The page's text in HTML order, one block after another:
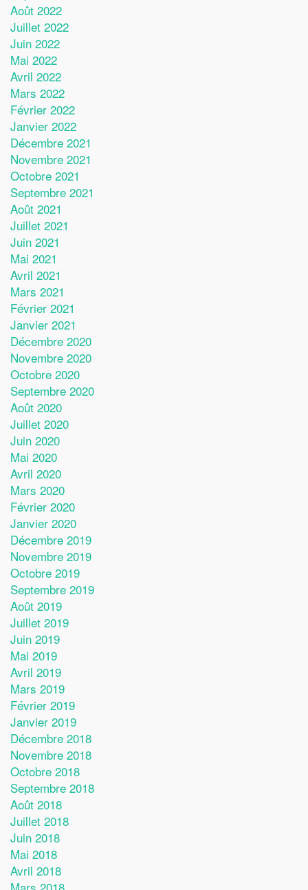
Août 2022
Juillet 2022
Juin 2022
Mai 2022
Avril 2022
Mars 2022
Février 2022
Janvier 2022
Décembre 2021
Novembre 2021
Octobre 2021
Septembre 2021
Août 2021
Juillet 2021
Juin 2021
Mai 2021
Avril 2021
Mars 2021
Février 2021
Janvier 2021
Décembre 2020
Novembre 2020
Octobre 2020
Septembre 2020
Août 2020
Juillet 2020
Juin 2020
Mai 2020
Avril 2020
Mars 2020
Février 2020
Janvier 2020
Décembre 2019
Novembre 2019
Octobre 2019
Septembre 2019
Août 2019
Juillet 2019
Juin 2019
Mai 2019
Avril 2019
Mars 2019
Février 2019
Janvier 2019
Décembre 2018
Novembre 2018
Octobre 2018
Septembre 2018
Août 2018
Juillet 2018
Juin 2018
Mai 2018
Avril 2018